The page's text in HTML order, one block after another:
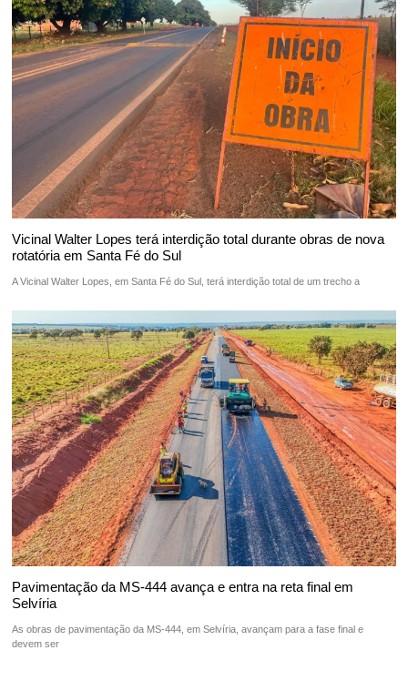
Vicinal Walter Lopes terá interdição total durante obras de nova
rotatória em Santa Fé do Sul
A Vicinal Walter Lopes, em Santa Fé do Sul, terá interdição total de um trecho a
Pavimentação da MS-444 avança e entra na reta final em
Selvíria
As obras de pavimentação da MS-444, em Selvíria, avançam para a fase final e
devem ser